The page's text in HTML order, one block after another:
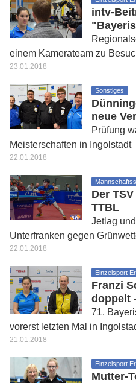
intv-
einem Kamerateam zu
23.01.2018
Sonstiges
neue
Prüfung
Meisterschaften in Ingolstadt
22.01.2018
Der
TTBL
Jetlag
Unterfranken gegen
22.01.2018
Einzelsport
Franzi
doppelt
71.
vorerst letzten Mal in
21.01.2018
Einzelsport
Mutter-